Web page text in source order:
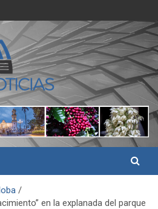
y al región
en la explanada del parque